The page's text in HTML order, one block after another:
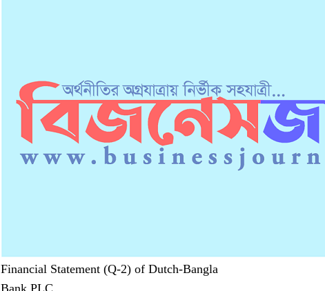
Financial Statement (Q-2) of Dutch-Bangla
Bank PLC